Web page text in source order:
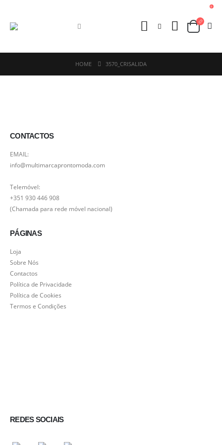
0
HOME 3570_CRISALIDA
CONTACTOS
EMAIL:
info@multimarcaprontomoda.com
Telemóvel:
+351 930 446 908
(Chamada para rede móvel nacional)
PÁGINAS
Loja
Sobre Nós
Contactos
Política de Privacidade
Política de Cookies
Termos e Condições
REDES SOCIAIS